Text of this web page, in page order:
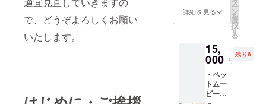
で、どうぞよろしくお願い
いたします。
2020年
7月から
で使用
可能 ・
お礼
メール
・活動
記録閲
詳細を見る ー
ン
を
選
択
す
る
15,
000 円
残り6
・ペッ
トムー
ビーの